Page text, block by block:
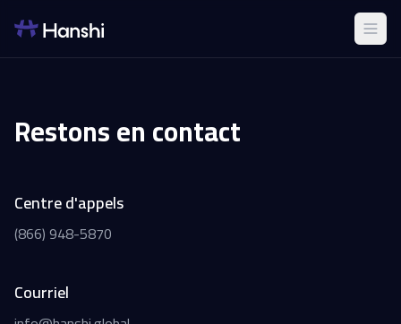
Restons en contact
Centre d'appels
(866) 948-5870
Courriel